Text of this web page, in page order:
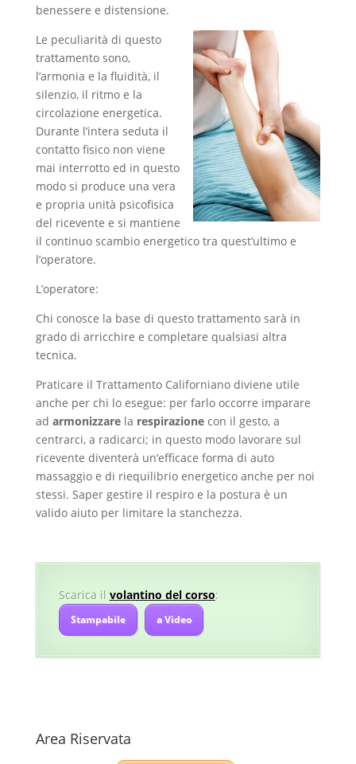
benessere e distensione.
Le peculiarità di questo
trattamento sono,
l’armonia e la fluidità, il
silenzio, il ritmo e la
circolazione energetica.
Durante l’intera seduta il
contatto fisico non viene
mai interrotto ed in questo
modo si produce una vera
e propria unità psicofisica
del ricevente e si mantiene
il continuo scambio energetico tra quest’ultimo e
l’operatore.
L’operatore:
Chi conosce la base di questo trattamento sarà in
grado di arricchire e completare qualsiasi altra
tecnica.
Praticare il Trattamento Californiano diviene utile
anche per chi lo esegue: per farlo occorre imparare
ad armonizzarela respirazionecon il gesto, a
centrarci, a radicarci; in questo modo lavorare sul
ricevente diventerà un’efficace forma di auto
massaggio e di riequilibrio energetico anche per noi
stessi. Saper gestire il respiro e la postura è un
valido aiuto per limitare la stanchezza.
Scarica il volantino del corso:
Stampabile a Video
Area Riservata